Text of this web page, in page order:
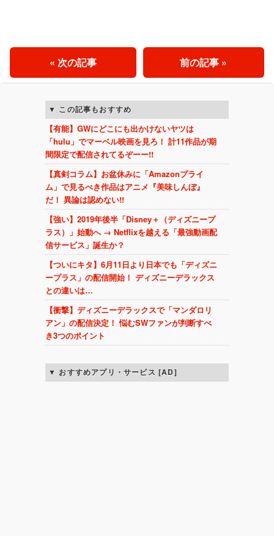
前の記事 »
« 次の記事
この記事もおすすめ
【有能】GWにどこにも出かけないヤツは
「hulu」でマーベル映画を見ろ！ 計11作品が期
間限定で配信されてるぞーー!!
【真剣コラム】お盆休みに「Amazonプライ
ム」で見るべき作品はアニメ『美味しんぼ』
だ！ 異論は認めない!!
【強い】2019年後半「Disney＋（ディズニープ
ラス）」始動へ → Netflixを越える「最強動画配
信サービス」誕生か？
【ついにキタ】6月11日より日本でも「ディズニ
ープラス」の配信開始！ ディズニーデラックス
との違いは…
【衝撃】ディズニーデラックスで「マンダロリ
アン」の配信決定！ 悩むSWファンが判断すべ
き3つのポイント
おすすめアプリ・サービス [AD]